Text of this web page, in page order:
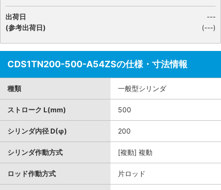
出荷日
(参考出荷日)
---
(---)
CDS1TN200-500-A54ZSの仕様・寸法情報
種類 一般型シリンダ
ストローク L(mm) 500
シリンダ内径 D(φ) 200
シリンダ作動方式 [複動] 複動
ロッド作動方式 片ロッド